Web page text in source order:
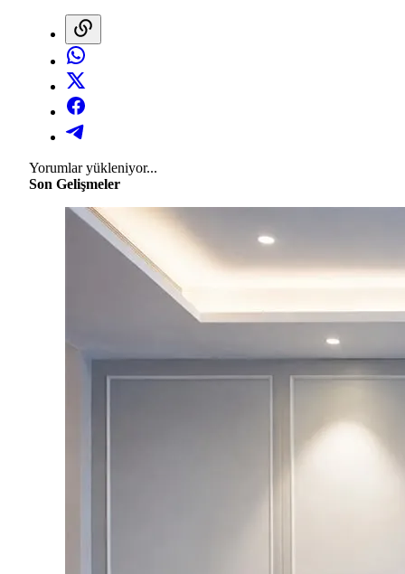
Yorumlar yükleniyor...
Son Gelişmeler